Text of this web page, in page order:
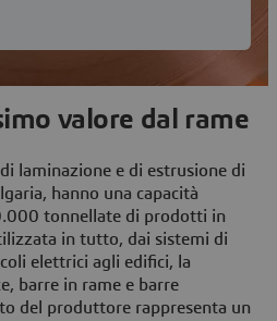
valore dal rame
laminazione e di estrusione di
hanno una capacità
tonnellate di prodotti in
in tutto, dai sistemi di
elettrici agli edifici, la
barre in rame e barre
del produttore rappresenta un